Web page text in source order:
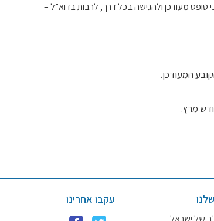
מעודכן ולהגישה בכל דרך, לרבות בדוא”ל –
המעודכן.
עקבו אחרינו